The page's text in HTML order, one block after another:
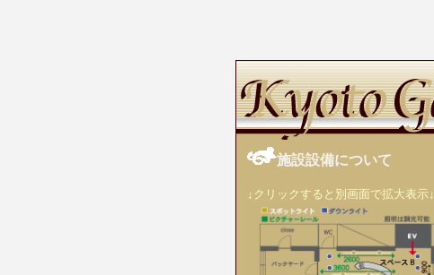
施設設備について
↓クリックすると別画面で拡大表示↓